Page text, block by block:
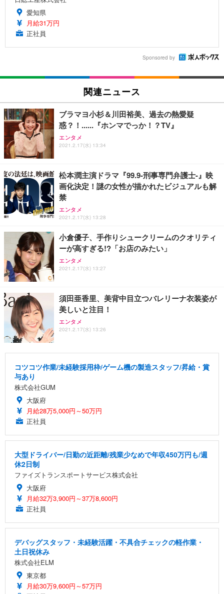
愛知県
月給31万円
正社員
Sponsored by
関連ニュース
ブラマヨ小杉＆川田裕美、過去の熱愛疑
惑？！......『ホンマでっか！？TV』
エンタメ
2021.2.17(水) 13:34
松本潤主演ドラマ『99.9-刑事専門弁護士-』映
画化決定！謎の女性が描かれたビジュアルも解
禁
エンタメ
2021.2.17(水) 13:28
小倉優子、手作りシュークリームのクオリティ
ーが高すぎる!?「お店のみたい」
エンタメ
2021.2.17(水) 13:27
須田亜香里、美背中目立つバレリーナ衣装姿が
美しいと注目！
エンタメ
2021.2.17(水) 13:26
コツコツ作業/未経験採用枠/ゲーム機の製造スタッフ/昇給・賞
与あり
株式会社GUM
大阪府
月給28万5,000円～50万円
正社員
大型ドライバー/日勤の近距離/残業少なめで年収450万円も/週
休2日制
ファイズトランスポートサービス株式会社
大阪府
月給32万3,900円～37万8,600円
正社員
デバッグスタッフ・未経験活躍・不具合チェックの軽作業・
土日祝休み
株式会社ELM
東京都
月給30万9,600円～57万円